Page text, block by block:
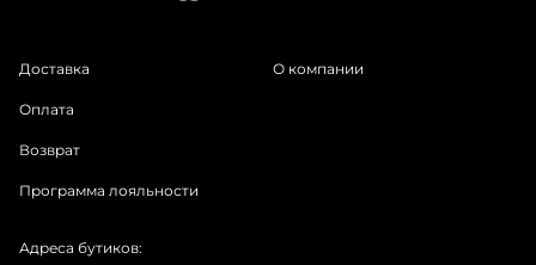
Доставка
Оплата
Возврат
Программа лояльности
О компании
Адреса бутиков: